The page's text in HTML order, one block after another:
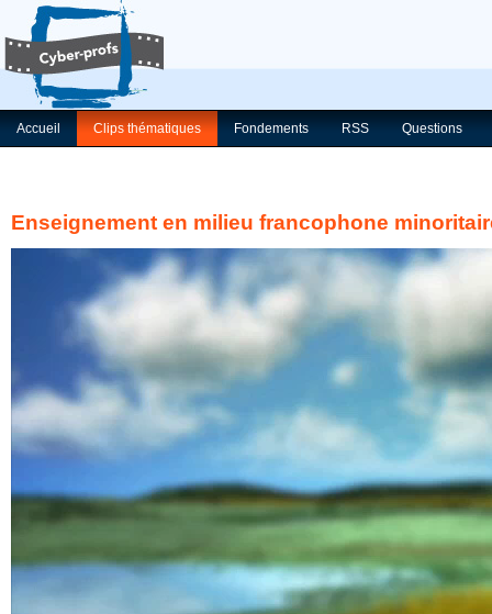
Accueil Clips thématiques Fondements RSS Questions
Enseignement en milieu francophone